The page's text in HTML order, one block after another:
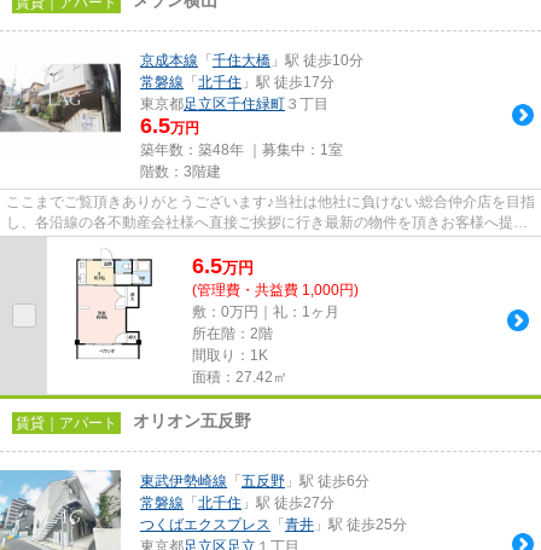
京成本線 「 千住大橋 」駅 徒歩10分
常磐線 「 北千住 」駅 徒歩17分
東京都足立区千住緑町 ３丁目
6.5万円
築年数：築48年 ｜募集中： 1室
階数：3階建
ここまでご覧頂きありがとうございます♪当社は他社に負けない総合仲介店を目指
し、各沿線の各不動産会社様へ直接ご挨拶に行き最新の物件を頂きお客様へ提供
6.5万円
(管理費・共益費 1,000円)
敷：0万円｜礼：1ヶ月
所在階：2階
間取り：1K
面積：27.42㎡
賃貸｜アパート オリオン五反野
東武伊勢崎線 「 五反野 」駅 徒歩6分
常磐線 「 北千住 」駅 徒歩27分
つくばエクスプレス 「 青井 」駅 徒歩25分
東京都足立区 足立 １丁目